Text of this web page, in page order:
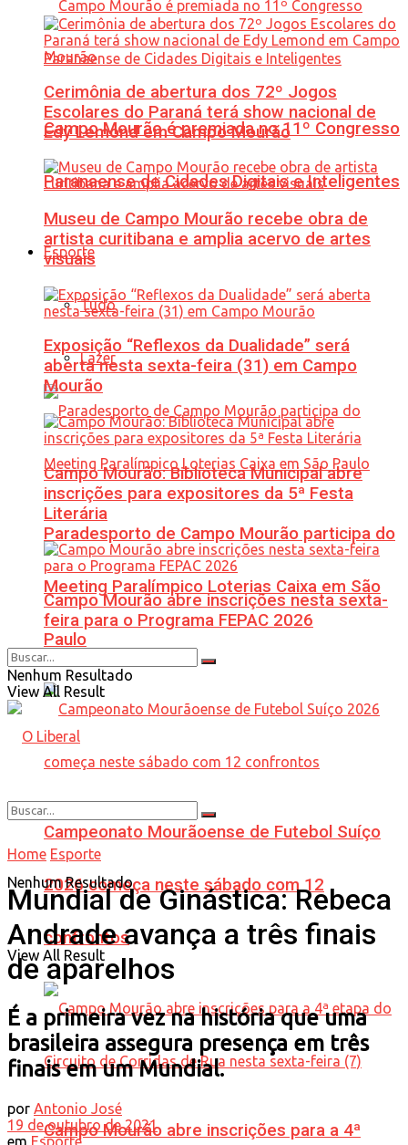
Campo Mourão é premiada no 11º Congresso
Paranaense de Cidades Digitais e Inteligentes
Esporte
Tudo
Lazer
Paradesporto de Campo Mourão participa do
Meeting Paralímpico Loterias Caixa em São
Paulo
Campeonato Mourãoense de Futebol Suíço
2026 começa neste sábado com 12
confrontos
Campo Mourão abre inscrições para a 4ª
Cerimônia de abertura dos 72º Jogos
Escolares do Paraná terá show nacional de
Edy Lemond em Campo Mourão
Museu de Campo Mourão recebe obra de
artista curitibana e amplia acervo de artes
visuais
Exposição “Reflexos da Dualidade” será
aberta nesta sexta-feira (31) em Campo
Mourão
Campo Mourão: Biblioteca Municipal abre
inscrições para expositores da 5ª Festa
Literária
Campo Mourão abre inscrições nesta sexta-
feira para o Programa FEPAC 2026
Nenhum Resultado
View All Result
Nenhum Resultado
View All Result
Home Esporte
Mundial de Ginástica: Rebeca
Andrade avança a três finais
de aparelhos
É a primeira vez na história que uma
brasileira assegura presença em três
finais em um Mundial.
por Antonio José
19 de outubro de 2021
em Esporte